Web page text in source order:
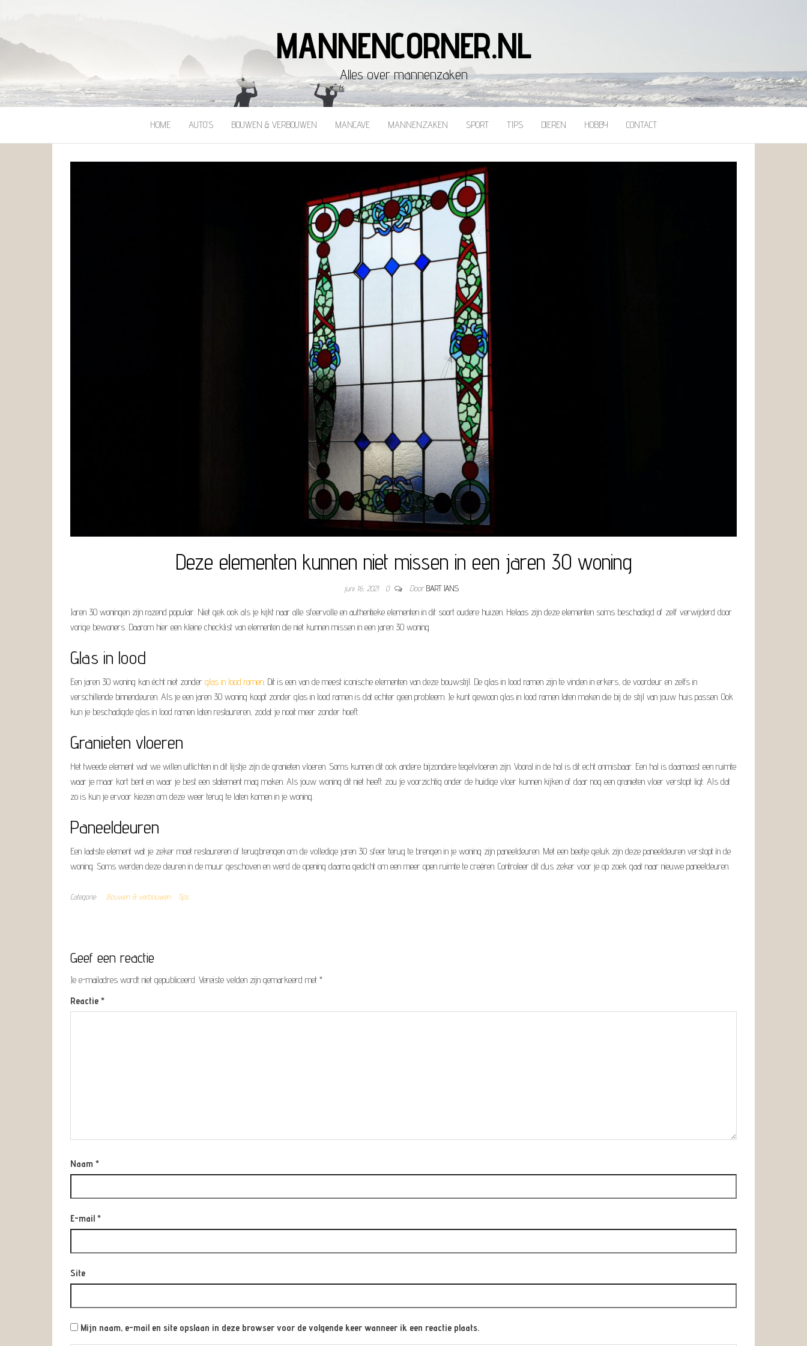
MANNENCORNER.NL
Alles over mannenzaken
HOME AUTO’S BOUWEN & VERBOUWEN MANCAVE MANNENZAKEN SPORT TIPS DIEREN HOBBY CONTACT
Deze elementen kunnen niet missen in een jaren 30 woning
juni 16, 2021 0 Door BART JANS
Jaren 30 woningen zijn razend populair. Niet gek ook als je kijkt naar alle sfeervolle en authentieke elementen in dit soort oudere huizen. Helaas zijn deze elementen soms beschadigd of zelf verwijderd door
vorige bewoners. Daarom hier een kleine checklist van elementen die niet kunnen missen in een jaren 30 woning.
Glas in lood
Een jaren 30 woning kan écht niet zonder glas in lood ramen. Dit is een van de meest iconische elementen van deze bouwstijl. De glas in lood ramen zijn te vinden in erkers, de voordeur en zelfs in
verschillende binnendeuren. Als je een jaren 30 woning koopt zonder glas in lood ramen is dat echter geen probleem. Je kunt gewoon glas in lood ramen laten maken die bij de stijl van jouw huis passen. Ook
kun je beschadigde glas in lood ramen laten restaureren, zodat je nooit meer zonder hoeft.
Granieten vloeren
Het tweede element wat we willen uitlichten in dit lijstje zijn de granieten vloeren. Soms kunnen dit ook andere bijzondere tegelvloeren zijn. Vooral in de hal is dit echt onmisbaar. Een hal is daarnaast een ruimte
waar je maar kort bent en waar je best een statement mag maken. Als jouw woning dit niet heeft zou je voorzichtig onder de huidige vloer kunnen kijken of daar nog een granieten vloer verstopt ligt. Als dat
zo is kun je ervoor kiezen om deze weer terug te laten komen in je woning.
Paneeldeuren
Een laatste element wat je zeker moet restaureren of terugbrengen om de volledige jaren 30 sfeer terug te brengen in je woning zijn paneeldeuren. Met een beetje geluk zijn deze paneeldeuren verstopt ín de
woning. Soms werden deze deuren in de muur geschoven en werd de opening daarna gedicht om een meer open ruimte te creëren. Controleer dit dus zeker voor je op zoek gaat naar nieuwe paneeldeuren.
Categorie Bouwen & verbouwen Tips
Geef een reactie
Je e-mailadres wordt niet gepubliceerd. Vereiste velden zijn gemarkeerd met *
Reactie *
Naam *
E-mail *
Site
Mijn naam, e-mail en site opslaan in deze browser voor de volgende keer wanneer ik een reactie plaats.